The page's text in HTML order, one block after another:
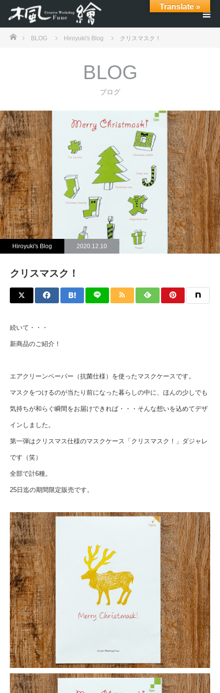
ホームBLOG Hiroyuki's Blog クリスマスク！
BLOG
ブログ
Hiroyuki's Blog 2020.12.10
クリスマスク！
続いて・・・
新商品のご紹介！
エアクリーンペーパー（抗菌仕様）を使ったマスクケースです。
マスクをつけるのが当たり前になった暮らしの中に、ほんの少しでも
気持ちが和らぐ瞬間をお届けできれば・・・そんな想いを込めてデザ
インしました。
第一弾はクリスマス仕様のマスクケース「クリスマスク！」ダジャレ
です（笑）
全部で計6種。
25日迄の期間限定販売です。
Translate »